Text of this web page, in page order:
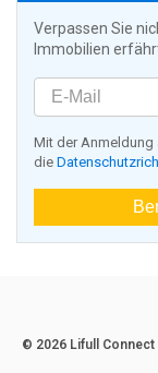
Verpassen Sie
Immobilien
Mit der Anmeldung
die
© 2026 Lifull Connect